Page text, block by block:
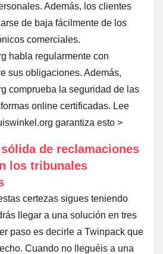
Además, los clientes
de baja fácilmente de los
comerciales.
habla regularmente con
sus obligaciones. Además,
comprueba la seguridad de las
online certificadas. Lee
garantiza esto >
de reclamaciones
los tribunales
certezas sigues teniendo
llegar a una solución en tres
paso es decirle a Twinpack que
Cuando no lleguéis a una